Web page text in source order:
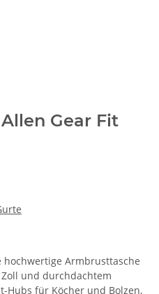
Gear Fit
hochwertige Armbrusttasche
und durchdachtem
Hubs für Köcher und Bolzen,